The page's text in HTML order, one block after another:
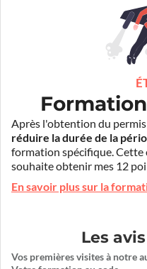
Après l'obtention du
réduire la durée de la
formation spécifique.
souhaite obtenir mes 12
En savoir plus sur la
Les
Vos premières visites à notre